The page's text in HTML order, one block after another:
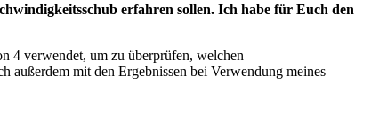
erfahren sollen. Ich habe für Euch den
4 verwendet, um zu überprüfen, welchen
außerdem mit den Ergebnissen bei Verwendung meines